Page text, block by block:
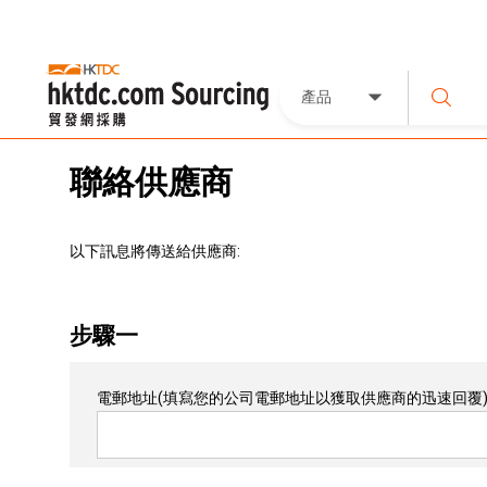
產品
聯絡供應商
以下訊息將傳送給供應商:
步驟一
電郵地址(填寫您的公司電郵地址以獲取供應商的迅速回覆)